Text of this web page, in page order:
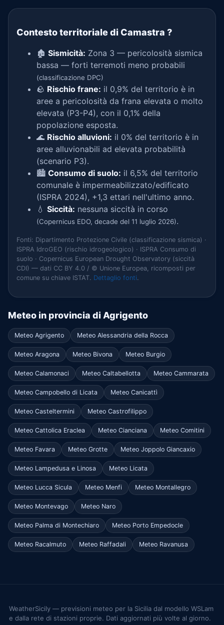
Contesto territoriale di Camastra ?
🏚️ Sismicità: Zona 3 — pericolosità sismica
bassa — forti terremoti meno probabili
(classificazione DPC)
🪨 Rischio frane: il 0,9% del territorio è in
aree a pericolosità da frana elevata o molto
elevata (P3-P4), con il 0,1% della
popolazione esposta.
🌊 Rischio alluvioni: il 0% del territorio è in
aree alluvionabili ad elevata probabilità
(scenario P3).
🏙️ Consumo di suolo: il 6,5% del territorio
comunale è impermeabilizzato/edificato
(ISPRA 2024), +1,3 ettari nell'ultimo anno.
💧 Siccità: nessuna siccità in corso
(Copernicus EDO, decade del 11 luglio 2026).
Fonti: Dipartimento Protezione Civile (classificazione sismica) ·
ISPRA IdroGEO (rischio idrogeologico) · ISPRA Consumo di
suolo · Copernicus European Drought Observatory (siccità
CDI) — dati CC BY 4.0 / © Unione Europea, ricomposti per
comune su chiave ISTAT. Dettaglio fonti.
Meteo in provincia di Agrigento
Meteo Agrigento Meteo Alessandria della Rocca
Meteo Aragona Meteo Bivona Meteo Burgio
Meteo Calamonaci Meteo Caltabellotta Meteo Cammarata
Meteo Campobello di Licata Meteo Canicattì
Meteo Casteltermini Meteo Castrofilippo
Meteo Cattolica Eraclea Meteo Cianciana Meteo Comitini
Meteo Favara Meteo Grotte Meteo Joppolo Giancaxio
Meteo Lampedusa e Linosa Meteo Licata
Meteo Lucca Sicula Meteo Menfi Meteo Montallegro
Meteo Montevago Meteo Naro
Meteo Palma di Montechiaro Meteo Porto Empedocle
Meteo Racalmuto Meteo Raffadali Meteo Ravanusa
WeatherSicily — previsioni meteo per la Sicilia dal modello WSLam
e dalla rete di stazioni proprie. Dati aggiornati più volte al giorno.